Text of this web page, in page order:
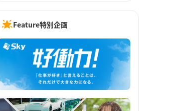
Feature特別企画